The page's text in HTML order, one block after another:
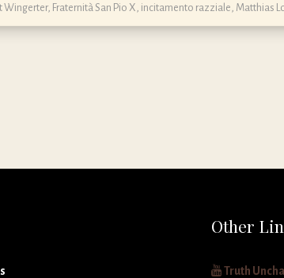
Wingerter, Fraternità San Pio X, incitamento razziale, Matthias
Other
Truth